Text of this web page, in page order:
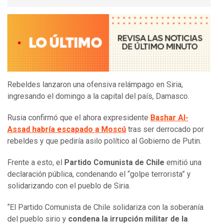
Rebeldes lanzaron una ofensiva relámpago en Siria,
ingresando el domingo a la capital del país, Damasco.
Rusia confirmó que el ahora expresidente Bashar Al-
Assad habría escapado a Moscú tras ser derrocado por
rebeldes y que pediría asilo político al Gobierno de Putin.
Frente a esto, el Partido Comunista de Chile emitió una
declaración pública, condenando el “golpe terrorista” y
solidarizando con el pueblo de Siria.
“El Partido Comunista de Chile solidariza con la soberanía
del pueblo sirio y condena la irrupción militar de la